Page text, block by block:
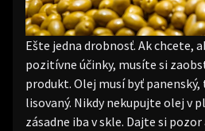
Ešte jedna drobnosť. Ak chcete,
pozitívne účinky, musíte si
produkt. Olej musí byť panenský,
lisovaný. Nikdy nekupujte olej v
zásadne iba v skle. Dajte si